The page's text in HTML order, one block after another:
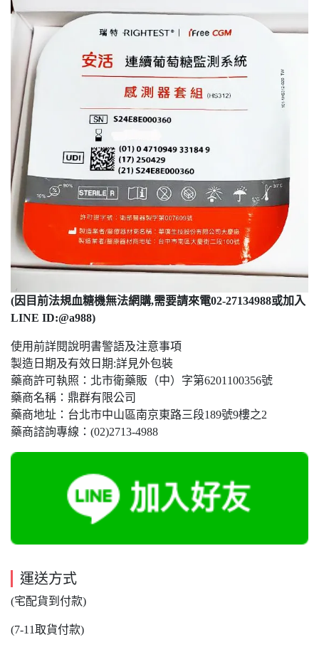
(因目前法規血糖機無法網購,需要請來電02-27134988或加入
LINE ID:@a988)
使用前詳閱說明書警語及注意事項
製造日期及有效日期:詳見外包裝
藥商許可執照：北市衛藥販（中）字第6201100356號
藥商名稱：鼎群有限公司
藥商地址：台北市中山區南京東路三段189號9樓之2
藥商諮詢專線：(02)2713-4988​
運送方式
(宅配貨到付款)
(7-11取貨付款)